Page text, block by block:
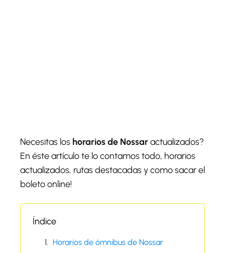
Necesitas los horarios de Nossaractualizados?
En éste artículo te lo contamos todo, horarios
actualizados, rutas destacadas y como sacar el
boleto online!
Índice
Horarios de ómnibus de Nossar